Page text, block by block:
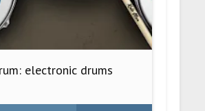
electronic drums